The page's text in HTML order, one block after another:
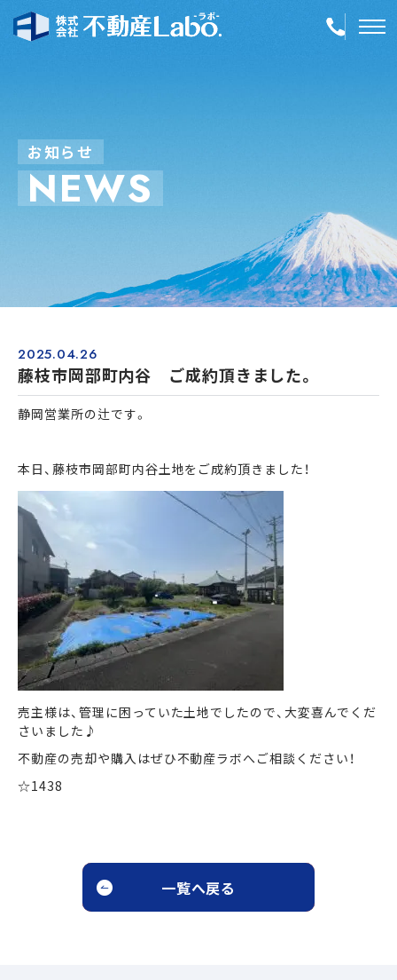
空き家再生
会社案内
店舗紹介
簡単！不動産査定
お問い合わせ・ご相談ください！
0120-41-1173
メールでお問い合わせ
LINEでお問い合わせ
お知らせ
NEWS
2025.04.26
藤枝市岡部町内谷 ご成約頂きました。
静岡営業所の辻です。
本日、藤枝市岡部町内谷土地をご成約頂きました！
売主様は、管理に困っていた土地でしたので、大変喜んでくだ
さいました♪
不動産の売却や購入はぜひ不動産ラボへご相談ください！
☆1438
一覧へ戻る